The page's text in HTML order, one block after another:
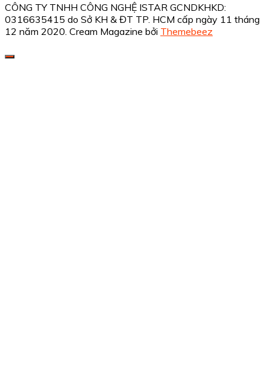
CÔNG TY TNHH CÔNG NGHỆ ISTAR GCNDKHKD:
0316635415 do Sở KH & ĐT TP. HCM cấp ngày 11 tháng
12 năm 2020. Cream Magazine bởi Themebeez